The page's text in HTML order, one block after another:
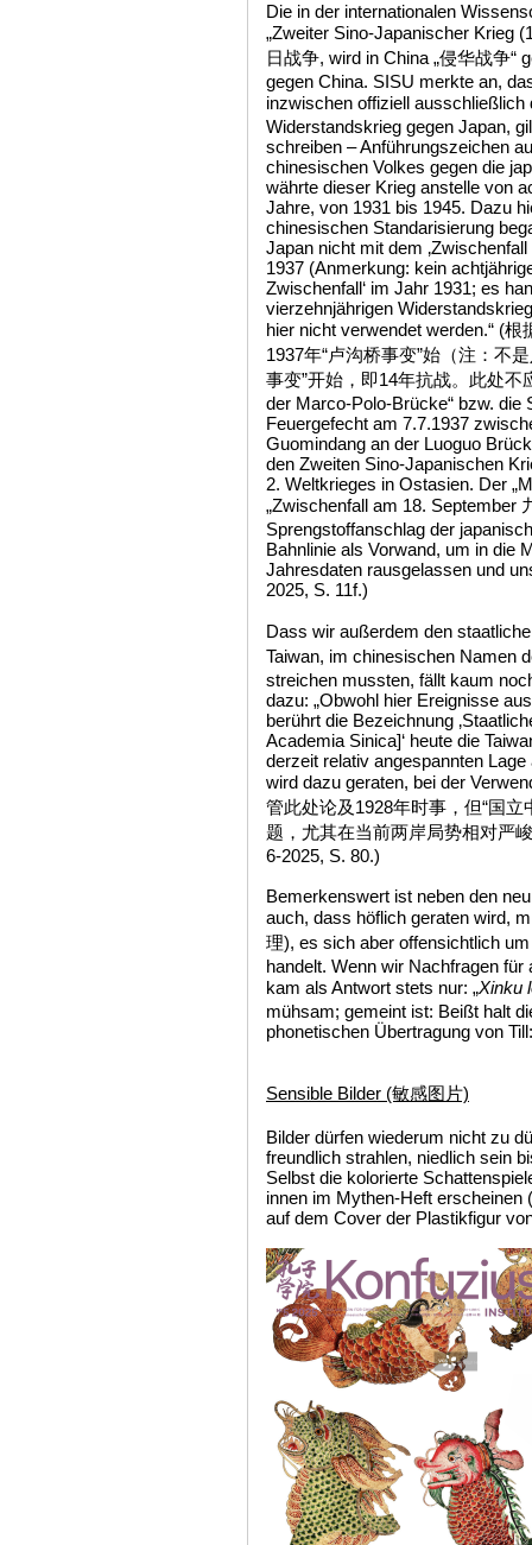
Die in der internationalen
„Zweiter Sino-Japanischer Krieg
日战争, wird in China „侵华战争“
gegen China. SISU merkte an,
inzwischen offiziell ausschließlich
Widerstandskrieg gegen Japan,
schreiben – Anführungszeichen
chinesischen Volkes gegen die
währte dieser Krieg anstelle von
Jahre, von 1931 bis 1945. Dazu
chinesischen Standarisierung
Japan nicht mit dem
1937 (Anmerkung: kein
Zwischenfall‘ im Jahr 1931; es
vierzehnjährigen
hier nicht verwendet werden.“ (
1937年“卢沟桥事变”始（注：不
事变”开始，即14年抗战。此处不
der Marco-Polo-Brücke“ bzw. die
Feuergefecht am 7.7.1937
Guomindang an der Luoguo
den Zweiten Sino-Japanischen
2. Weltkrieges in Ostasien. Der
„Zwischenfall am 18. September
Sprengstoffanschlag der
Bahnlinie als Vorwand, um in die
Jahresdaten rausgelassen und
2025, S. 11f.)
Dass wir außerdem den
Taiwan, im chinesischen Namen
streichen mussten, fällt kaum
dazu: „Obwohl hier Ereignisse
berührt die Bezeichnung
Academia Sinica]‘ heute die
derzeit relativ angespannten
wird dazu geraten, bei der
管此处论及1928年时事，但“国
题，尤其在当前两岸局势相对严
6-2025, S. 80.)
Bemerkenswert ist neben den
auch, dass höflich geraten wird,
理), es sich aber offensichtlich
handelt. Wenn wir Nachfragen
kam als Antwort stets nur: „Xinku
mühsam; gemeint ist: Beißt halt
phonetischen Übertragung von
Sensible Bilder (敏感图片)
Bilder dürfen wiederum nicht zu
freundlich strahlen, niedlich sein
Selbst die kolorierte
innen im Mythen-Heft
auf dem Cover der Plastikfigur